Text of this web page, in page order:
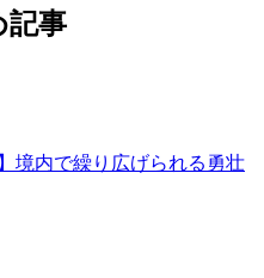
記事
境内で繰り広げられる勇壮